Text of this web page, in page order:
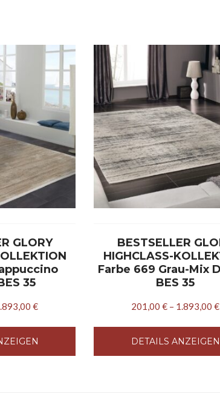
GLORY
35
€
BESTSELLER
HIGHCLASS-
Farbe 669 Grau-Mix
BES 35
201,00 € – 1.893,00 €
DETAILS ANZEIGEN